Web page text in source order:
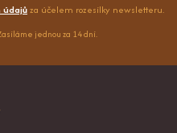
údajůza účelem rozesílky newsletteru.
jednou za 14 dní.